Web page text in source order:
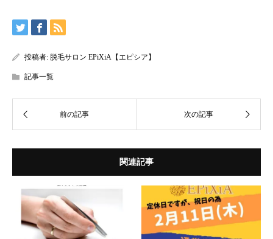
投稿者: 脱毛サロン EPiXiA【エピシア】
記事一覧
関連記事